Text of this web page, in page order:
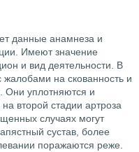
данные анамнеза и
Имеют значение
и вид деятельности. В
на скованность и
Они уплотняются и
второй стадии артроза
случаях могут
сустав, более
поражаются реже.